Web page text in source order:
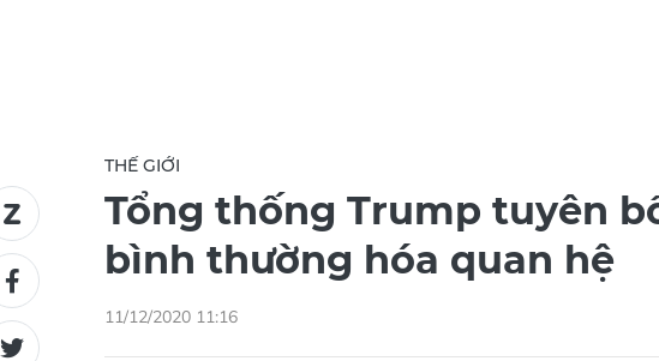
THẾ GIỚI
Tổng thống Trump tuyên
bình thường hóa quan hệ
11/12/2020 11:16